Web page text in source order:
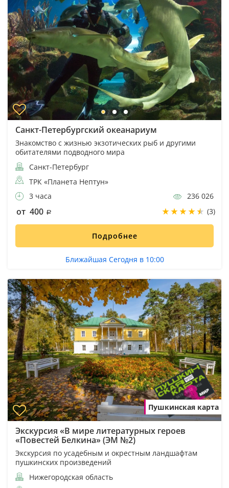
Санкт-Петербургский океанариум
Знакомство с жизнью экзотических рыб и другими
обитателями подводного мира
Санкт-Петербург
ТРК «Планета Нептун»
3 часа
236 026
от 400 (3)
Подробнее
Ближайшая Сегодня в 10:00
Пушкинская карта
Экскурсия «В мире литературных героев
«Повестей Белкина» (ЭМ №2)
Экскурсия по усадебным и окрестным ландшафтам
пушкинских произведений
Нижегородская область